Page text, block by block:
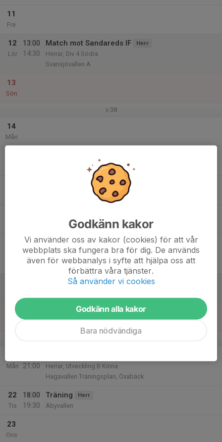
11
Fre
12
Lör
13:00
14:30
Match mot Sandareds IF Herr
Herrar, Div 4 Södra
Svansjövallen A
13
Sön
v.38
14
Mån
Äbyvallen
19:00
20:30
Match mot Brämhults IK Herr
Herrar, Div 4 Södra
Brämhults IP A
20
Mån
21:00
Herrar, Utveckling B Kinna
Hagavallen Träningsplan, Öxabäck
22
Tis
18:00
19:30
Träning Herr
Äbyvallen
23
Ons
Godkänn kakor
Vi använder oss av kakor (cookies) för att vår
webbplats ska fungera bra för dig. De används
även för webbanalys i syfte att hjälpa oss att
förbättra våra tjänster.
Så använder vi cookies
Godkänn alla kakor
Bara nödvändiga